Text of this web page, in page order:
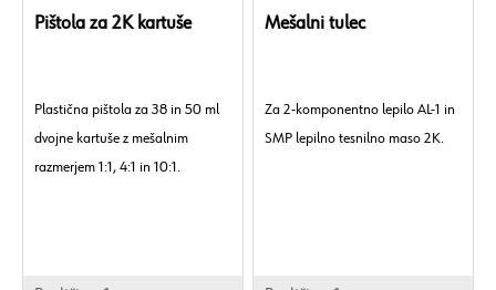
Pištola za 2K kartuše
Plastična pištola za 38 in 50 ml
dvojne kartuše z mešalnim
razmerjem 1:1, 4:1 in 10:1.
Mešalni tulec
Za 2-komponentno lepilo AL-1 in
SMP lepilno tesnilno maso 2K.